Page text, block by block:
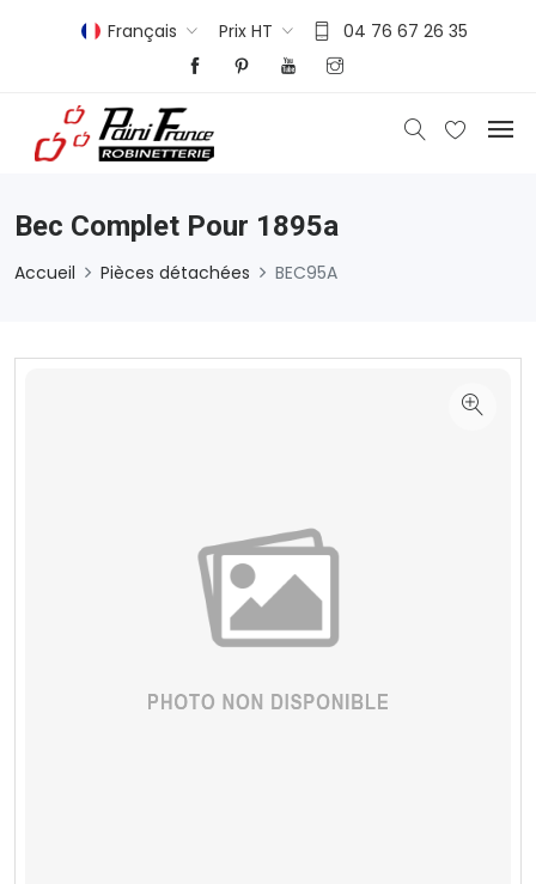
Français Prix HT 04 76 67 26 35
Bec Complet Pour 1895a
Accueil Pièces détachées BEC95A